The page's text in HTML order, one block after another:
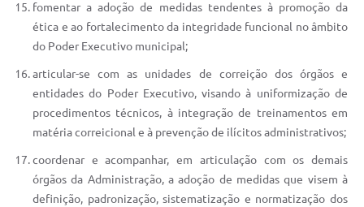
fomentar a adoção de medidas tendentes à promoção da
ética e ao fortalecimento da integridade funcional no âmbito
do Poder Executivo municipal;
articular-se com as unidades de correição dos órgãos e
entidades do Poder Executivo, visando à uniformização de
procedimentos técnicos, à integração de treinamentos em
matéria correicional e à prevenção de ilícitos administrativos;
coordenar e acompanhar, em articulação com os demais
órgãos da Administração, a adoção de medidas que visem à
definição, padronização, sistematização e normatização dos